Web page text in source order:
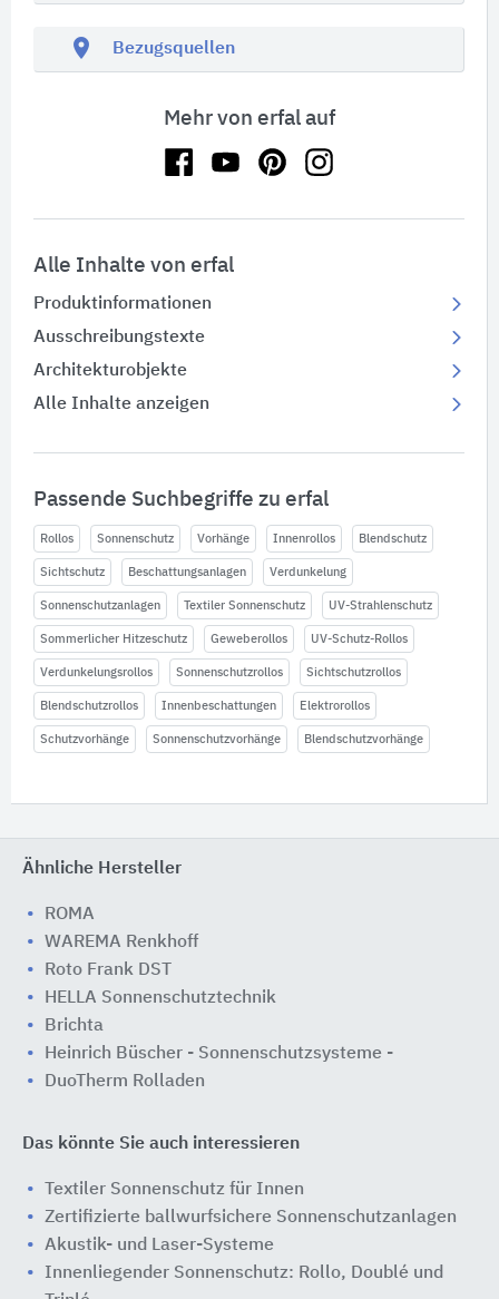
location_on Bezugsquellen
Mehr von erfal auf
Alle Inhalte von erfal
Produktinformationen
Ausschreibungstexte
Architekturobjekte
Alle Inhalte anzeigen
Passende Suchbegriffe zu erfal
Rollos Sonnenschutz Vorhänge Innenrollos Blendschutz
Sichtschutz Beschattungsanlagen Verdunkelung
Sonnenschutzanlagen Textiler Sonnenschutz UV-Strahlenschutz
Sommerlicher Hitzeschutz Geweberollos UV-Schutz-Rollos
Verdunkelungsrollos Sonnenschutzrollos Sichtschutzrollos
Blendschutzrollos Innenbeschattungen Elektrorollos
Schutzvorhänge Sonnenschutzvorhänge Blendschutzvorhänge
Ähnliche Hersteller
ROMA
WAREMA Renkhoff
Roto Frank DST
HELLA Sonnenschutztechnik
Brichta
Heinrich Büscher - Sonnenschutzsysteme -
DuoTherm Rolladen
Das könnte Sie auch interessieren
Textiler Sonnenschutz für Innen
Zertifizierte ballwurfsichere Sonnenschutzanlagen
Akustik- und Laser-Systeme
Innenliegender Sonnenschutz: Rollo, Doublé und